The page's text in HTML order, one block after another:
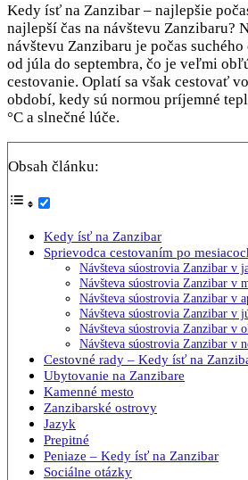
Kedy ísť na Zanzibar – najlepšie
najlepší čas na návštevu Zanzibaru?
návštevu Zanzibaru je počas
od júla do septembra, čo je veľmi
cestovanie. Oplatí sa však cestovať
období, kedy sú normou príjemné
°C a slnečné lúče.
Obsah článku:
Kedy ísť na Zanzibar
Sprievodca cestovaním po
Návšteva súostrovia Zanzibar v
Návšteva súostrovia Zanzibar v
Návšteva súostrovia Zanzibar v
Návšteva súostrovia Zanzibar v
Návšteva súostrovia Zanzibar v
Návšteva súostrovia Zanzibar v
Cestovné rady – Kedy ísť na
Ubytovanie na Zanzibare
Kamenné mesto
Zanzibarské ostrovy
Jazyk
Prepitné
Peniaze – Kedy ísť na Zanzibar
Sociálne otázky